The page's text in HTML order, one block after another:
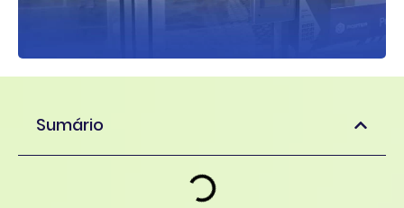
Sumário